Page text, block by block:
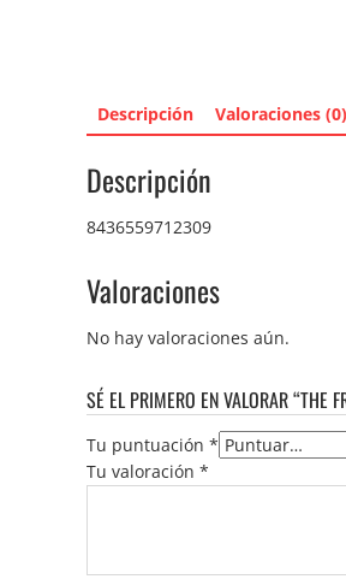
Descripción Valoraciones (0)
Descripción
8436559712309
Valoraciones
No hay valoraciones aún.
SÉ EL PRIMERO EN VALORAR “THE
Tu puntuación *
Tu valoración *